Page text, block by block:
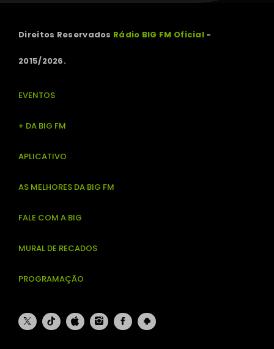
Direitos Reservados Rádio BIG FM Oficial -
2015/2026.
EVENTOS
+ DA BIG FM
APLICATIVO
AS MELHORES DA BIG FM
FALE COM A BIG
MURAL DE RECADOS
PROGRAMAÇÃO